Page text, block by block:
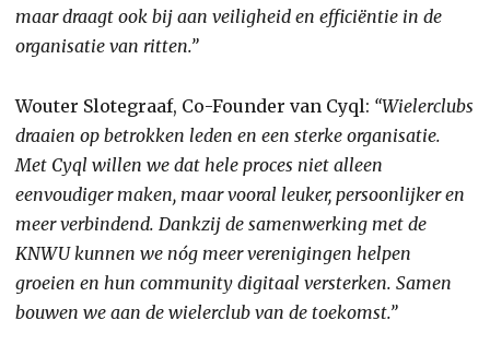
maar draagt ook bij aan veiligheid en efficiëntie in de
organisatie van ritten.”
Wouter Slotegraaf, Co-Founder van Cyql: “Wielerclubs
draaien op betrokken leden en een sterke organisatie.
Met Cyql willen we dat hele proces niet alleen
eenvoudiger maken, maar vooral leuker, persoonlijker en
meer verbindend. Dankzij de samenwerking met de
KNWU kunnen we nóg meer verenigingen helpen
groeien en hun community digitaal versterken. Samen
bouwen we aan de wielerclub van de toekomst.”